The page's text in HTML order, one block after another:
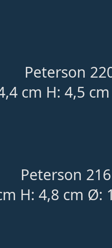
Peterson
cm H: 4,5
Peterson
H: 4,8 cm Ø: